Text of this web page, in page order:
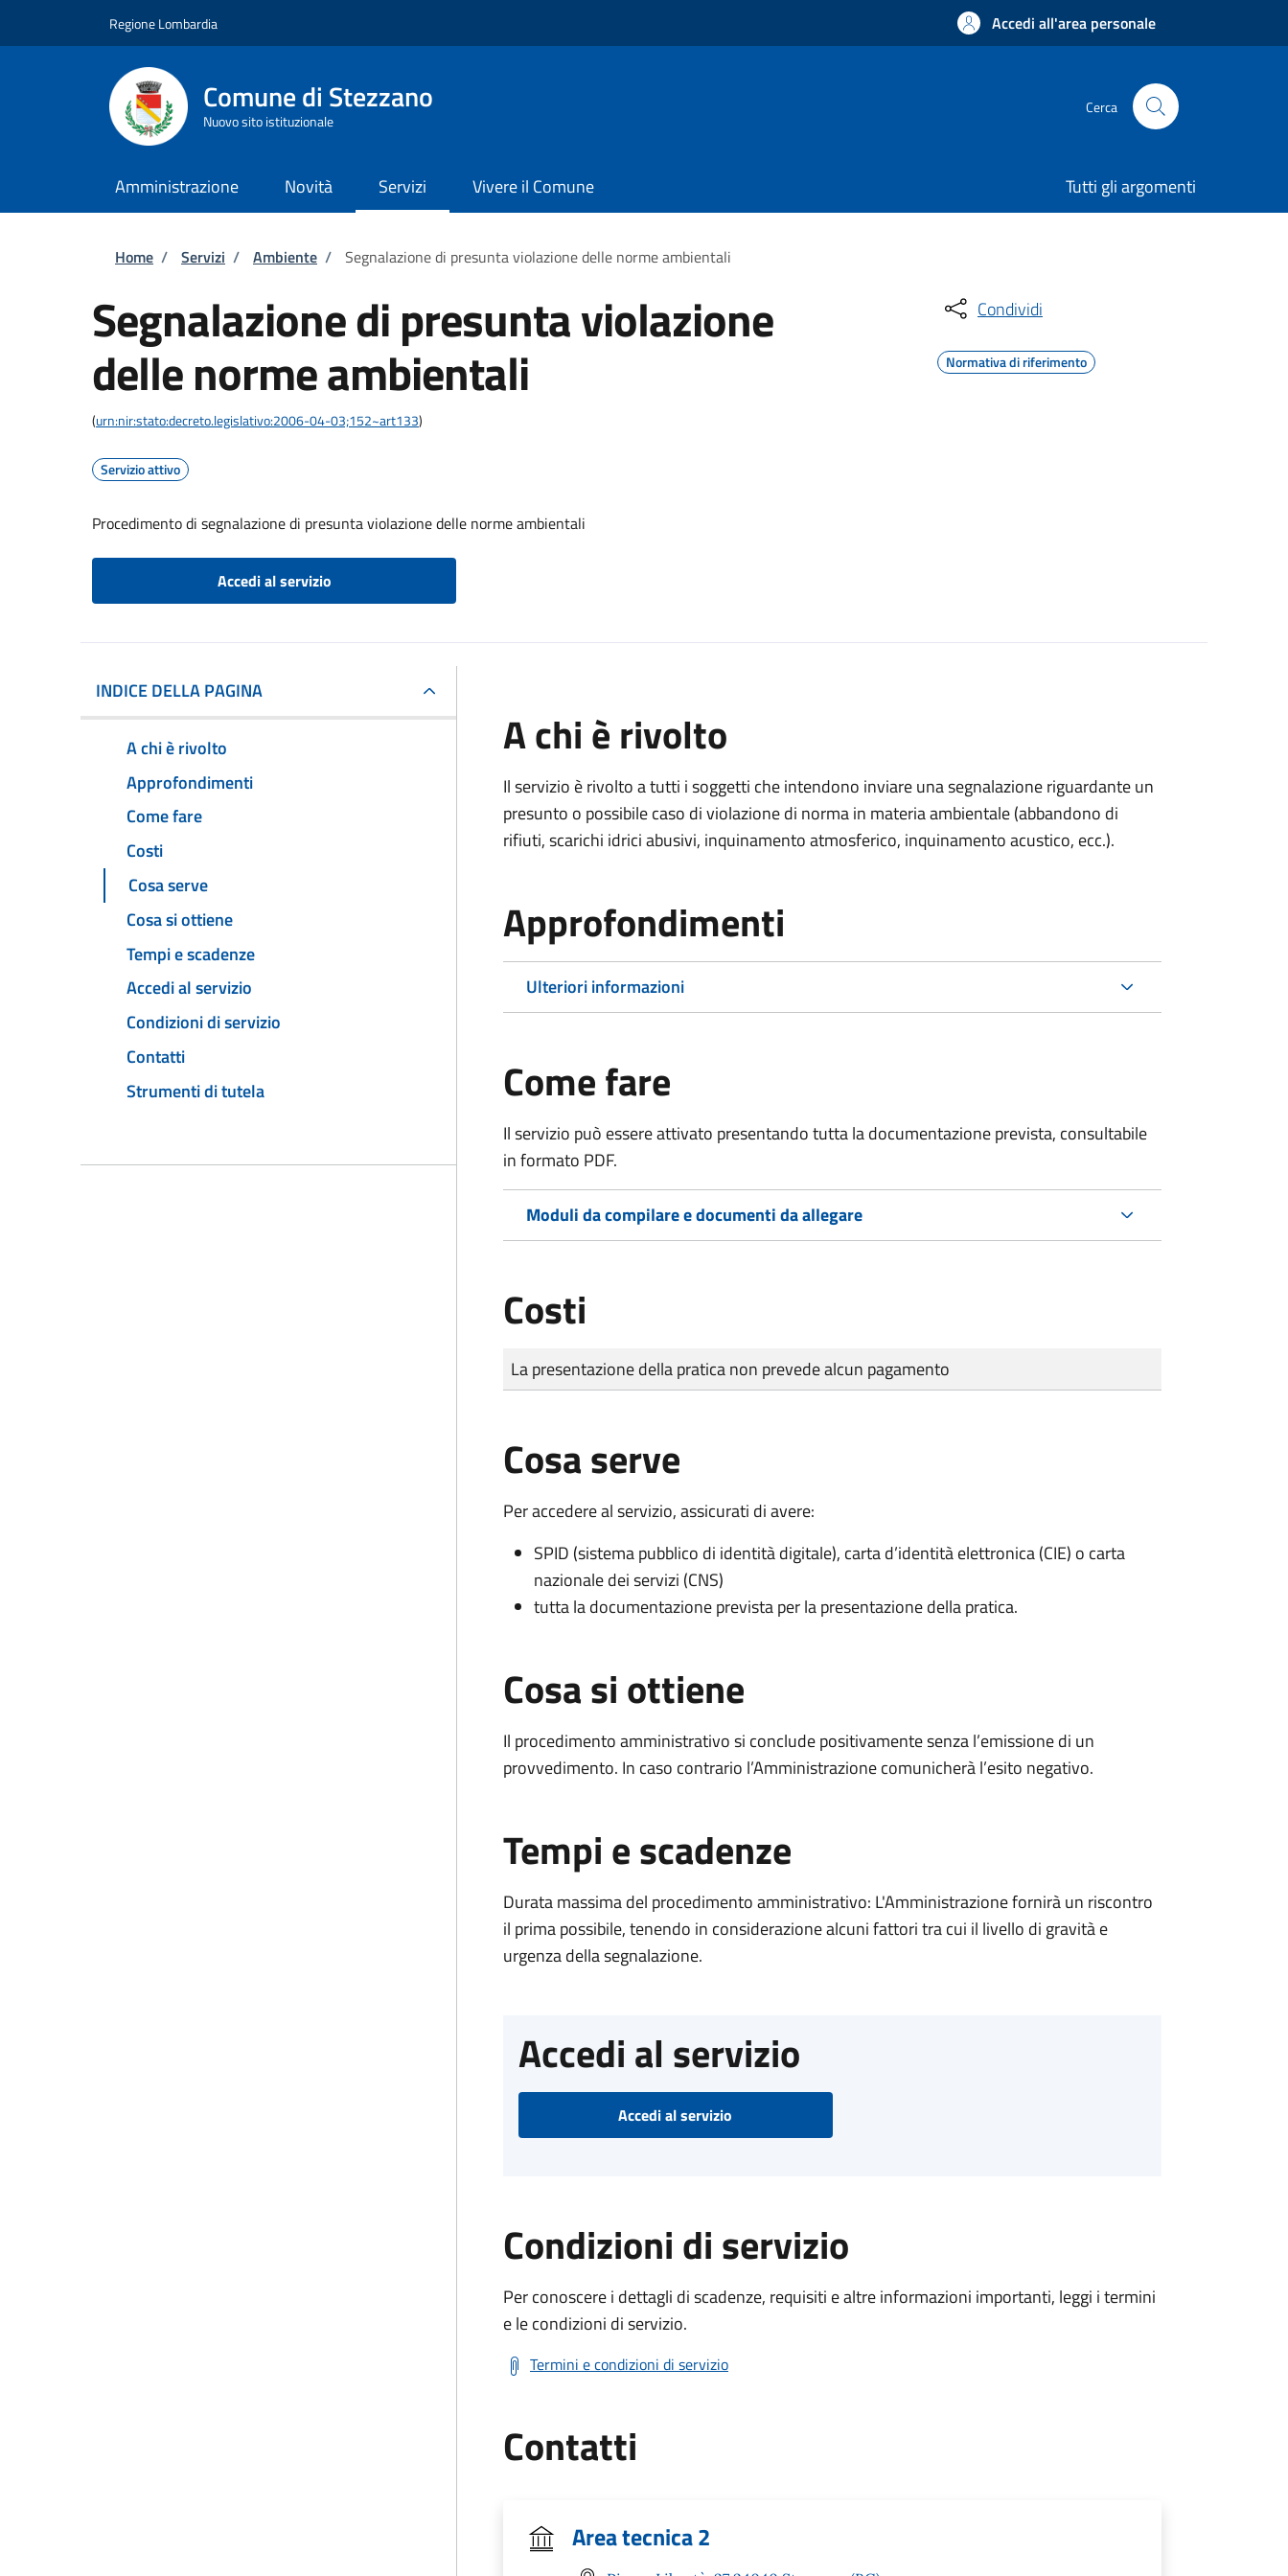
Regione Lombardia Accedi all'area personale
Comune di Stezzano
Nuovo sito istituzionale
Cerca
Amministrazione Novità Servizi Vivere il Comune Tutti gli argomenti
Briciole di pane
Home / Servizi / Ambiente / Segnalazione di presunta violazione delle norme ambientali
Segnalazione di presunta violazione
delle norme ambientali
(urn:nir:stato:decreto.legislativo:2006-04-03;152~art133)
Servizio attivo
Procedimento di segnalazione di presunta violazione delle norme ambientali
Accedi al servizio
Condividi
Normativa di riferimento
INDICE DELLA PAGINA
A chi è rivolto
Approfondimenti
Come fare
Costi
Cosa serve
Cosa si ottiene
Tempi e scadenze
Accedi al servizio
Condizioni di servizio
Contatti
Strumenti di tutela
A chi è rivolto
Il servizio è rivolto a tutti i soggetti che intendono inviare una segnalazione riguardante un
presunto o possibile caso di violazione di norma in materia ambientale (abbandono di
rifiuti, scarichi idrici abusivi, inquinamento atmosferico, inquinamento acustico, ecc.).
Approfondimenti
Ulteriori informazioni
Come fare
Il servizio può essere attivato presentando tutta la documentazione prevista, consultabile
in formato PDF.
Moduli da compilare e documenti da allegare
Costi
Tipo di pagamento
Importo
La presentazione della pratica non prevede alcun pagamento
Cosa serve
Per accedere al servizio, assicurati di avere:
SPID (sistema pubblico di identità digitale), carta d’identità elettronica (CIE) o carta
nazionale dei servizi (CNS)
tutta la documentazione prevista per la presentazione della pratica.
Cosa si ottiene
Il procedimento amministrativo si conclude positivamente senza l’emissione di un
provvedimento. In caso contrario l’Amministrazione comunicherà l’esito negativo.
Tempi e scadenze
Durata massima del procedimento amministrativo: L'Amministrazione fornirà un riscontro
il prima possibile, tenendo in considerazione alcuni fattori tra cui il livello di gravità e
urgenza della segnalazione.
Accedi al servizio
Accedi al servizio
Condizioni di servizio
Per conoscere i dettagli di scadenze, requisiti e altre informazioni importanti, leggi i termini
e le condizioni di servizio.
Termini e condizioni di servizio
Contatti
Area tecnica 2